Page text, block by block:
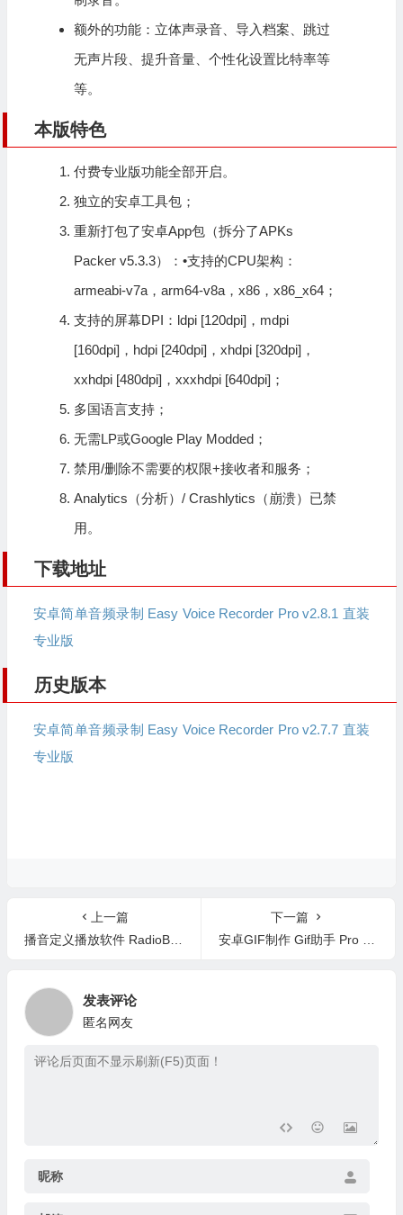
额外的功能：立体声录音、导入档案、跳过
无声片段、提升音量、个性化设置比特率等
等。
本版特色
付费专业版功能全部开启。
独立的安卓工具包；
重新打包了安卓App包（拆分了APKs
Packer v5.3.3）：•支持的CPU架构：
armeabi-v7a，arm64-v8a，x86，x86_x64；
支持的屏幕DPI：ldpi [120dpi]，mdpi
[160dpi]，hdpi [240dpi]，xhdpi [320dpi]，
xxhdpi [480dpi]，xxxhdpi [640dpi]；
多国语言支持；
无需LP或Google Play Modded；
禁用/删除不需要的权限+接收者和服务；
Analytics（分析）/ Crashlytics（崩溃）已禁
用。
下载地址
安卓简单音频录制 Easy Voice Recorder Pro v2.8.1 直装
专业版
历史版本
安卓简单音频录制 Easy Voice Recorder Pro v2.7.7 直装
专业版
上一篇
播音定义播放软件 RadioBOSS 6.1.0.5 中文版
下一篇
安卓GIF制作 Gif助手 Pro v3.3.9 解锁版
发表评论
匿名网友
昵称